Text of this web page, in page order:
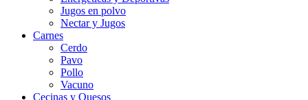
Jugos en polvo
Nectar y Jugos
Carnes
Cerdo
Pavo
Pollo
Vacuno
Cecinas y Quesos